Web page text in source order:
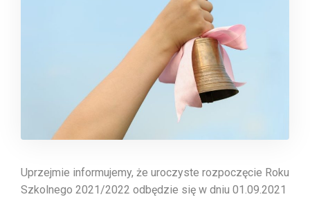
Uprzejmie informujemy, że uroczyste rozpoczęcie Roku
Szkolnego 2021/2022 odbędzie się w dniu 01.09.2021